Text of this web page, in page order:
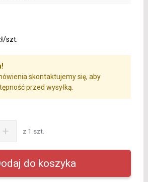
szt.
skontaktujemy się, aby
przed wysyłką.
+ z 1 szt.